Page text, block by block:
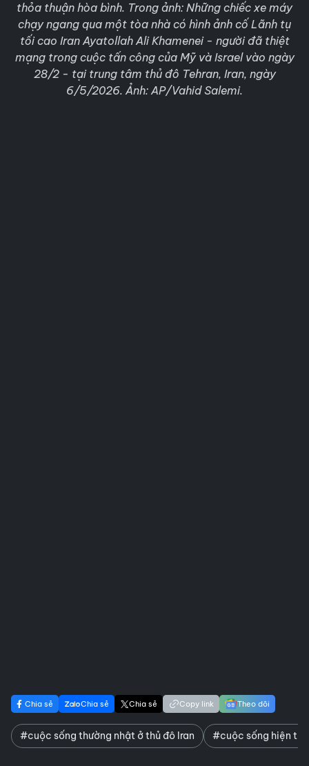
thỏa thuận hòa bình. Trong ảnh: Những chiếc xe máy
chạy ngang qua một tòa nhà có hình ảnh cố Lãnh tụ
tối cao Iran Ayatollah Ali Khamenei - người đã thiệt
mạng trong cuộc tấn công của Mỹ và Israel vào ngày
28/2 - tại trung tâm thủ đô Tehran, Iran, ngày
6/5/2026. Ảnh: AP/Vahid Salemi.
Chia sẻ Chia sẻ Chia sẻ Copy link Theo dõi
#cuộc sống thường nhật ở thủ đô Iran #cuộc sống hiện tại